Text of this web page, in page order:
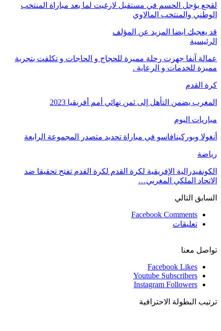
لقجع يؤجل الحسم في مستقبل لارغيت لما بعد مباراة المنتخب
الوطني والمنتخب المالاوي
قد يعجبك ايضا المزيد عن المؤلف
الرئيسية
عمالة آنفا جهزت رحلة مميزة للحجاج و الحاجات و تكلفت بتجربة
مميزة للخدمات و الرعاية .
كرة القدم
المغرب يضمن التأهل إلى ثمن نهائي أمم أفريقيا 2023
مباريات اليوم
أنغولا وبوركينافاسو في مباراة تحديد متصدر المجموعة الرابعة
رياضة
الكونفيدرالية الإفريقية لكرة القدم لكرة القدم تفتح تحقيقا ضد
الاتحاد الملكي المغربي…
السابق التالي
Facebook Comments
تعليقات
تواصل معنا
Facebook Likes
Youtube Subscribers
Instagram Followers
ترتيب البطولة الاحترافية